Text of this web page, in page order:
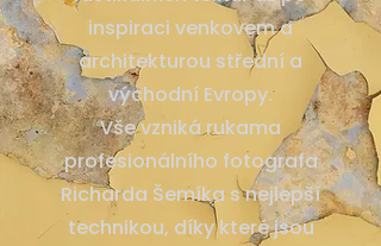
inspiraci venkovem a
architekturou střední a
východní Evropy.
Vše vzniká rukama
profesionálního fotografa
Richarda Šemíka s nejlepší
technikou, díky které jsou